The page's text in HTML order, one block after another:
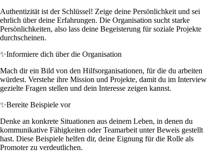
Authentizität ist der Schlüssel! Zeige deine Persönlichkeit und sei
ehrlich über deine Erfahrungen. Die Organisation sucht starke
Persönlichkeiten, also lass deine Begeisterung für soziale Projekte
durchscheinen.
✨Informiere dich über die Organisation
Mach dir ein Bild von den Hilfsorganisationen, für die du arbeiten
würdest. Verstehe ihre Mission und Projekte, damit du im Interview
gezielte Fragen stellen und dein Interesse zeigen kannst.
✨Bereite Beispiele vor
Denke an konkrete Situationen aus deinem Leben, in denen du
kommunikative Fähigkeiten oder Teamarbeit unter Beweis gestellt
hast. Diese Beispiele helfen dir, deine Eignung für die Rolle als
Promoter zu verdeutlichen.